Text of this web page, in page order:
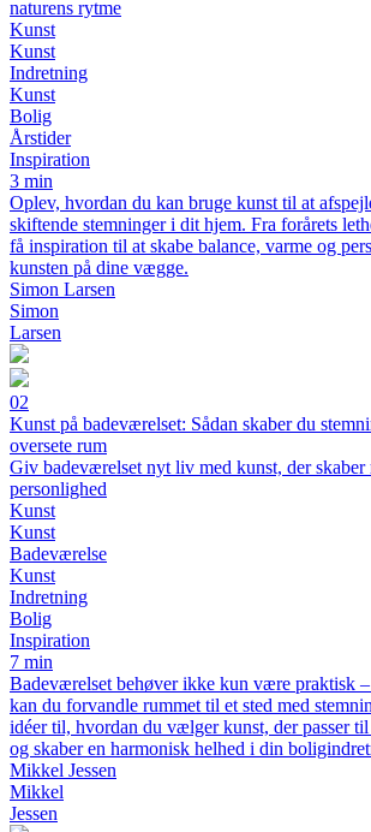
naturens rytme
Kunst
Kunst
Indretning
Kunst
Bolig
Årstider
Inspiration
3 min
Oplev, hvordan du kan bruge kunst til at
skiftende stemninger i dit hjem. Fra forårets
få inspiration til at skabe balance, varme og
kunsten på dine vægge.
Simon Larsen
Simon
Larsen
02
Kunst på badeværelset: Sådan skaber du
oversete rum
Giv badeværelset nyt liv med kunst, der skaber
personlighed
Kunst
Kunst
Badeværelse
Kunst
Indretning
Bolig
Inspiration
7 min
Badeværelset behøver ikke kun være praktisk
kan du forvandle rummet til et sted med
idéer til, hvordan du vælger kunst, der passer
og skaber en harmonisk helhed i din
Mikkel Jessen
Mikkel
Jessen